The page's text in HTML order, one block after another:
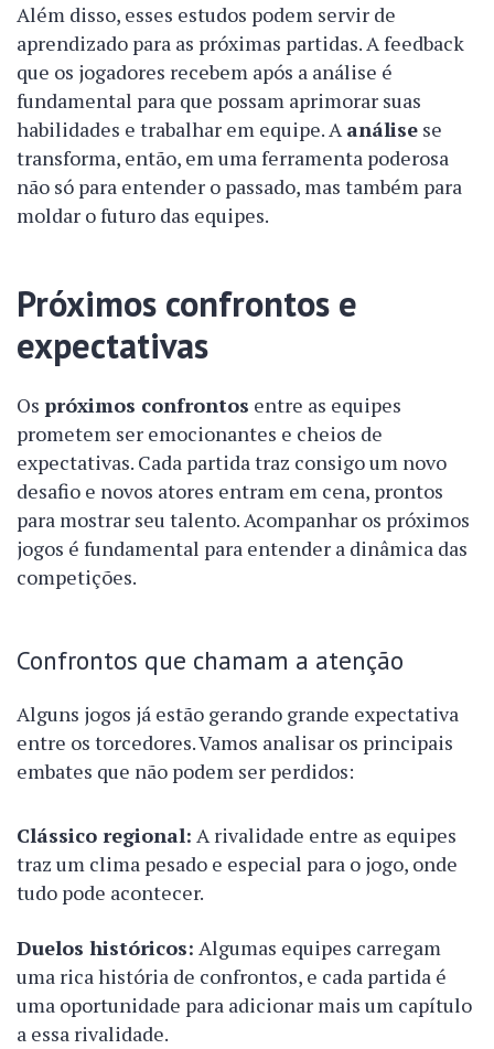
Além disso, esses estudos podem servir de
aprendizado para as próximas partidas. A feedback
que os jogadores recebem após a análise é
fundamental para que possam aprimorar suas
habilidades e trabalhar em equipe. Aanálise se
transforma, então, em uma ferramenta poderosa
não só para entender o passado, mas também para
moldar o futuro das equipes.
Próximos confrontos e
expectativas
Os próximos confrontos entre as equipes
prometem ser emocionantes e cheios de
expectativas. Cada partida traz consigo um novo
desafio e novos atores entram em cena, prontos
para mostrar seu talento. Acompanhar os próximos
jogos é fundamental para entender a dinâmica das
competições.
Confrontos que chamam a atenção
Alguns jogos já estão gerando grande expectativa
entre os torcedores. Vamos analisar os principais
embates que não podem ser perdidos:
Clássico regional: A rivalidade entre as equipes
traz um clima pesado e especial para o jogo, onde
tudo pode acontecer.
Duelos históricos: Algumas equipes carregam
uma rica história de confrontos, e cada partida é
uma oportunidade para adicionar mais um capítulo
a essa rivalidade.